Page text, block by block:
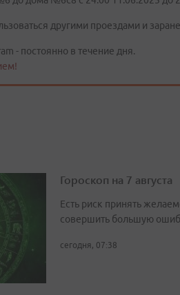
другими проездами и
- постоянно в течение дня.
Гороскоп на 7 августа
Есть риск принять
совершить большую
сегодня, 07:38